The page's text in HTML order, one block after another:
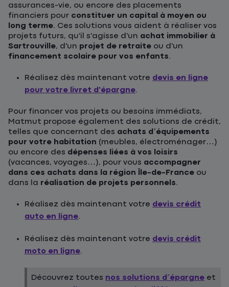
assurances-vie, ou encore des placements
financiers pour constituer un capital à moyen ou
long terme. Ces solutions vous aident à réaliser vos
projets futurs, qu'il s'agisse d'un achat immobilier à
Sartrouville, d'un projet de retraite ou d'un
financement scolaire pour vos enfants.
Réalisez dès maintenant votre devis en ligne
pour votre livret d'épargne.
Pour financer vos projets ou besoins immédiats,
Matmut propose également des solutions de crédit,
telles que concernant des achats d’équipements
pour votre habitation (meubles, électroménager…)
ou encore des dépenses liées à vos loisirs
(vacances, voyages…), pour vous accompagner
dans ces achats dans la région Île-de-France ou
dans la réalisation de projets personnels.
Réalisez dès maintenant votre devis crédit
auto en ligne.
Réalisez dès maintenant votre devis crédit
moto en ligne.
Découvrez toutes nos solutions d’épargne et